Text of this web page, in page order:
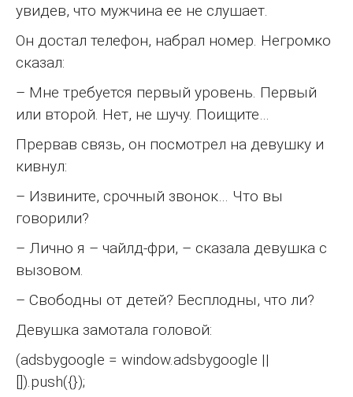
увидев, что мужчина ее не слушает.
Он достал телефон, набрал номер. Негромко
сказал:
– Мне требуется первый уровень. Первый
или второй. Нет, не шучу. Поищите…
Прервав связь, он посмотрел на девушку и
кивнул:
– Извините, срочный звонок… Что вы
говорили?
– Лично я – чайлд-фри, – сказала девушка с
вызовом.
– Свободны от детей? Бесплодны, что ли?
Девушка замотала головой:
(adsbygoogle = window.adsbygoogle ||
[]).push({});